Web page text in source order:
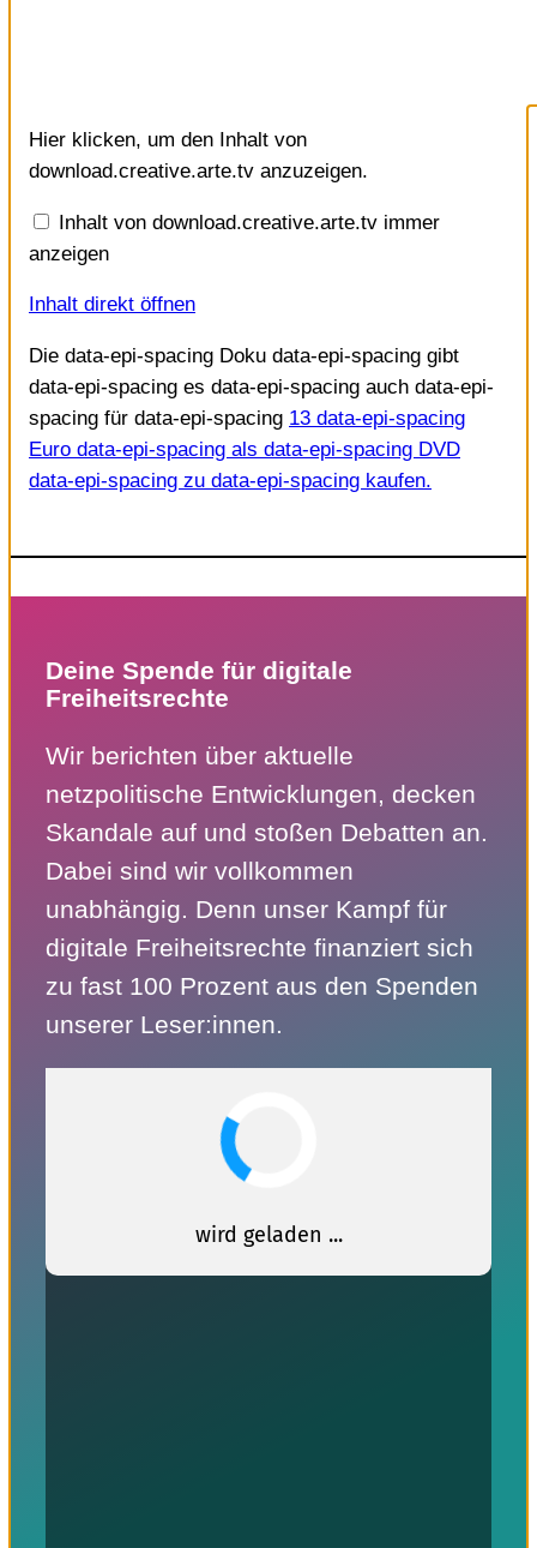
Inhalt
von
download.creative.arte.tv
Hier klicken, um den Inhalt von
download.creative.arte.tv anzuzeigen.
Inhalt von download.creative.arte.tv immer
anzeigen
Inhalt direkt öffnen
Die data-epi-spacing Doku data-epi-spacing gibt
data-epi-spacing es data-epi-spacing auch data-epi-
spacing für data-epi-spacing 13 data-epi-spacing
Euro data-epi-spacing als data-epi-spacing DVD
data-epi-spacing zu data-epi-spacing kaufen.
Deine Spende für digitale
Freiheitsrechte
Wir berichten über aktuelle
netzpolitische Entwicklungen, decken
Skandale auf und stoßen Debatten an.
Dabei sind wir vollkommen
unabhängig. Denn unser Kampf für
digitale Freiheitsrechte finanziert sich
zu fast 100 Prozent aus den Spenden
unserer Leser:innen.